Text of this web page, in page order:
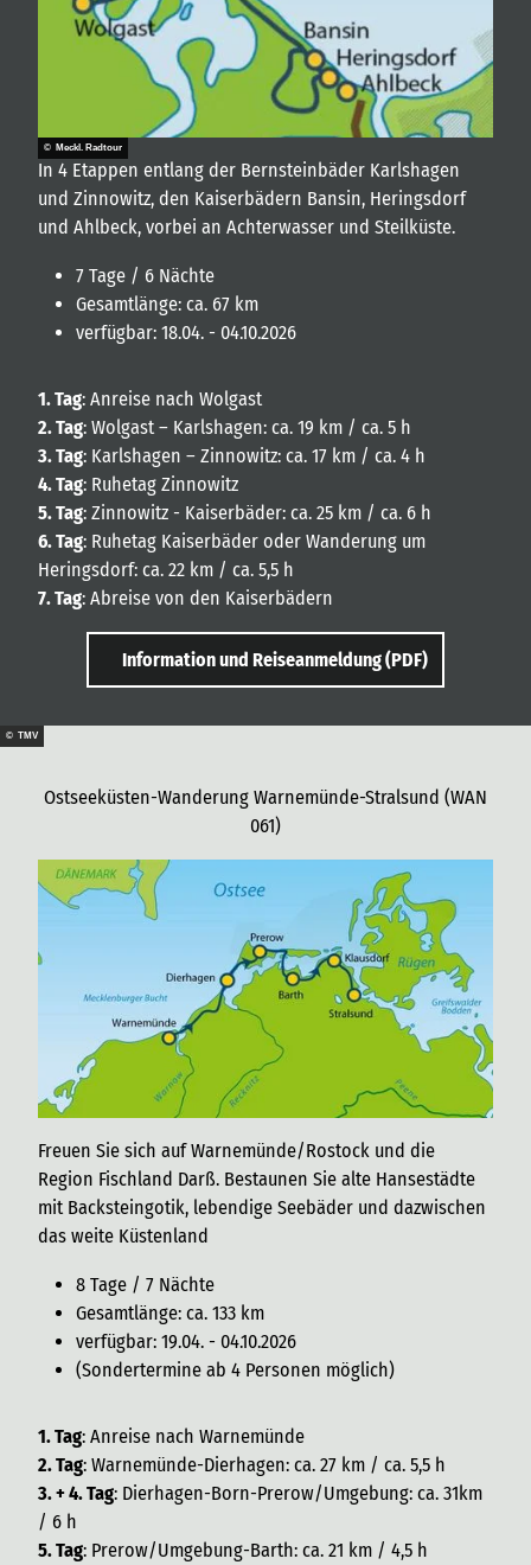
© Meckl. Radtour
In 4 Etappen entlang der Bernsteinbäder Karlshagen
und Zinnowitz, den Kaiserbädern Bansin, Heringsdorf
und Ahlbeck, vorbei an Achterwasser und Steilküste.
7 Tage / 6 Nächte
Gesamtlänge: ca. 67 km
verfügbar: 18.04. - 04.10.2026
1. Tag: Anreise nach Wolgast
2. Tag: Wolgast – Karlshagen: ca. 19 km / ca. 5 h
3. Tag: Karlshagen – Zinnowitz: ca. 17 km / ca. 4 h
4. Tag: Ruhetag Zinnowitz
5. Tag: Zinnowitz - Kaiserbäder: ca. 25 km / ca. 6 h
6. Tag: Ruhetag Kaiserbäder oder Wanderung um
Heringsdorf: ca. 22 km / ca. 5,5 h
7. Tag: Abreise von den Kaiserbädern
Information und Reiseanmeldung (PDF)
© TMV
Ostseeküsten-Wanderung Warnemünde-Stralsund (WAN
061)
Freuen Sie sich auf Warnemünde/Rostock und die
Region Fischland Darß. Bestaunen Sie alte Hansestädte
mit Backsteingotik, lebendige Seebäder und dazwischen
das weite Küstenland
8 Tage / 7 Nächte
Gesamtlänge: ca. 133 km
verfügbar: 19.04. - 04.10.2026
(Sondertermine ab 4 Personen möglich)
1. Tag: Anreise nach Warnemünde
2. Tag: Warnemünde-Dierhagen: ca. 27 km / ca. 5,5 h
3. + 4. Tag: Dierhagen-Born-Prerow/Umgebung: ca. 31km
/ 6 h
5. Tag: Prerow/Umgebung-Barth: ca. 21 km / 4,5 h